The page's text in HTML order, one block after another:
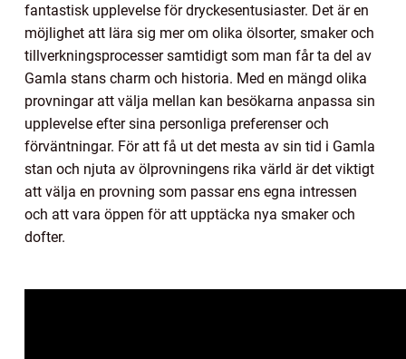
fantastisk upplevelse för dryckesentusiaster. Det är en
möjlighet att lära sig mer om olika ölsorter, smaker och
tillverkningsprocesser samtidigt som man får ta del av
Gamla stans charm och historia. Med en mängd olika
provningar att välja mellan kan besökarna anpassa sin
upplevelse efter sina personliga preferenser och
förväntningar. För att få ut det mesta av sin tid i Gamla
stan och njuta av ölprovningens rika värld är det viktigt
att välja en provning som passar ens egna intressen
och att vara öppen för att upptäcka nya smaker och
dofter.